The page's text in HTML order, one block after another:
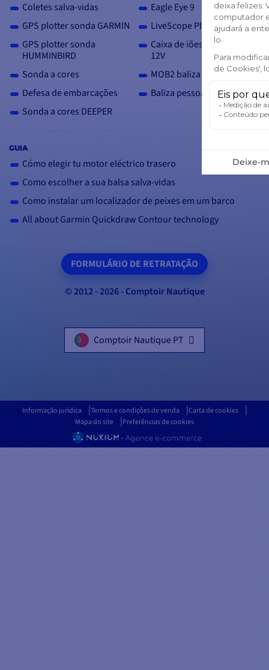
Coletes salva-vidas
GPS plotter sonda GARMIN
GPS plotter sonda
HUMMINBIRD
Sonda a cores
Defesa de embarcações
Sonda a cores DEEPER
Eagle Eye 9
LiveScope Plus LVS34
Caixa de iões de lítio de
12V
MOB2 baliza AIS pessoal
Baliza pessoal PLB3
GUIA
Cómo elegir tu motor eléctrico trasero
Como escolher a sua balsa salva-vidas
Como instalar um localizador de peixes em um barco
All about Garmin Quickdraw Contour technology
FORMULÁRIO DE RETRATAÇÃO
© 2012 - 2026 - Comptoir Nautique
Comptoir Nautique PT
Informação jurídica Termos e condições de venda
Carta de cookies
Mapa do site
Preferências de cookies